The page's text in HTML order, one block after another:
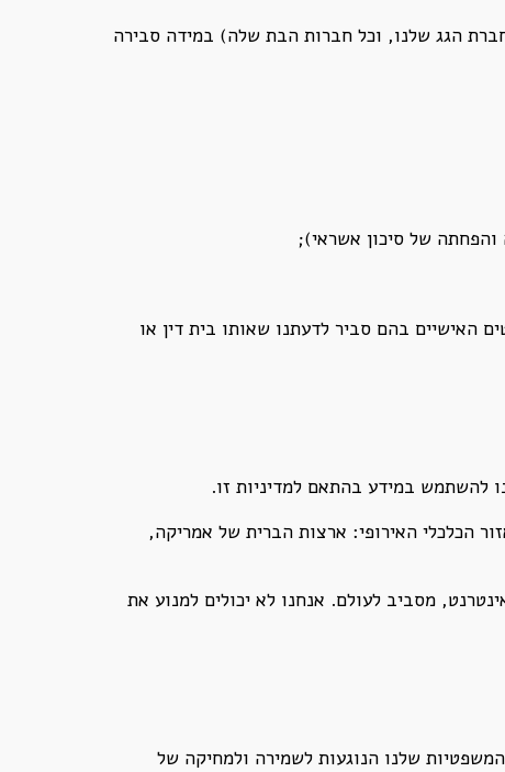
הגג שלנו, וכל חברות הבת שלה) במידה סבירה
והפחתה של סיכון אשראי);
האישיים בהם סביר לדעתנו שאותו בית דין או
להשתמש במידע בהתאם למדיניות זו.
הכלכלי האירופי: ארצות הברית של אמריקה,
מסביב לעולם. אנחנו לא יכולים למנוע את
שלנו הנוגעות לשמירה ולמחיקה של